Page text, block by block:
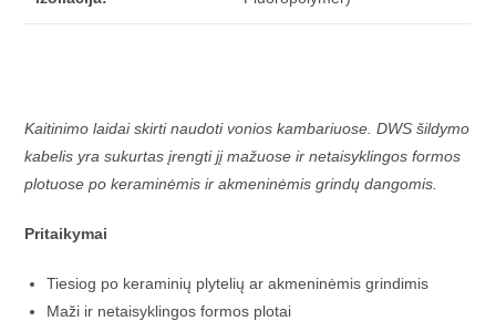
Kaitinimo laidai skirti naudoti vonios kambariuose. DWS šildymo
kabelis yra sukurtas įrengti jį mažuose ir netaisyklingos formos
plotuose po keraminėmis ir akmeninėmis grindų dangomis.
Pritaikymai
Tiesiog po keraminių plytelių ar akmeninėmis grindimis
Maži ir netaisyklingos formos plotai